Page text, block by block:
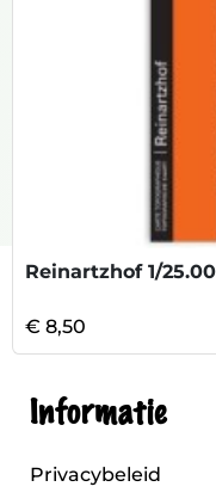
Reinartzhof 1/
€ 8,50
Informatie
Privacybeleid